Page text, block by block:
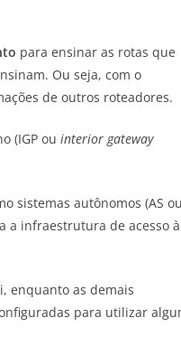
para ensinar as rotas que
Ou seja, com o
de outros roteadores.
(IGP ou interior gateway
sistemas autônomos (AS ou
a infraestrutura de acesso à
enquanto as demais
para utilizar